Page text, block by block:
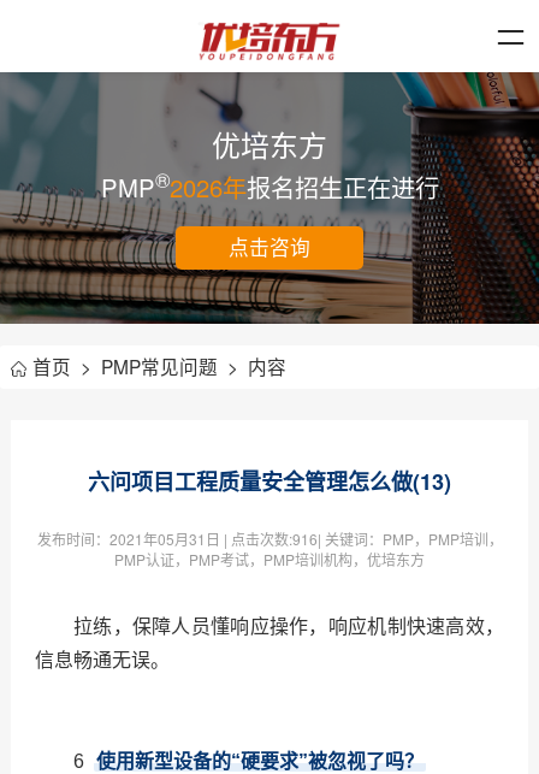
优培东方
PMP®2026年报名招生正在进行
点击咨询
首页 > PMP常见问题 > 内容
六问项目工程质量安全管理怎么做(13)
发布时间： 2021年05月31日 | 点击次数:916| 关键词：PMP，PMP培训，
PMP认证，PMP考试，PMP培训机构，优培东方
拉练，保障人员懂响应操作，响应机制快速高效，
信息畅通无误。
6 使用新型设备的“硬要求”被忽视了吗？